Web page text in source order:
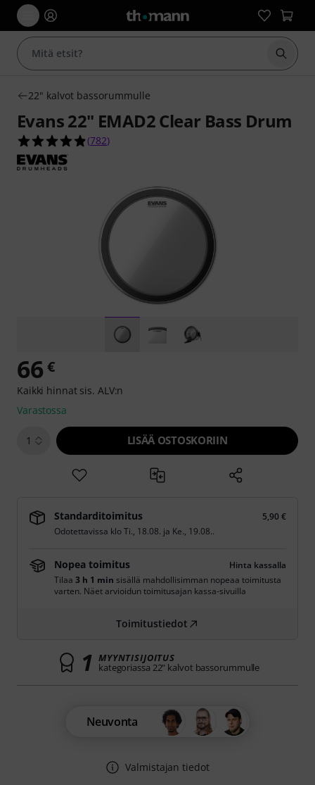
Aloita
22" kalvot bassorummulle
Evans 22" EMAD2 Clear Bass Drum
4.9 tähteä viidestä yhteensä 782
(782)
66 €
Kaikki hinnat sis. ALV:n
Varastossa
1 LISÄÄ OSTOSKORIIN
Standarditoimitus
5,90 €
Odotettavissa kloTi., 18.08. ja Ke., 19.08..
Nopea toimitus
Hinta kassalla
Tilaa 3 h 1 min sisällä mahdollisimman nopeaa toimitusta
varten. Näet arvioidun toimitusajan kassa-sivuilla
Toimitustiedot
1 MYYNTISIJOITUS
kategoriassa 22" kalvot bassorummulle
Neuvonta
Valmistajan tiedot